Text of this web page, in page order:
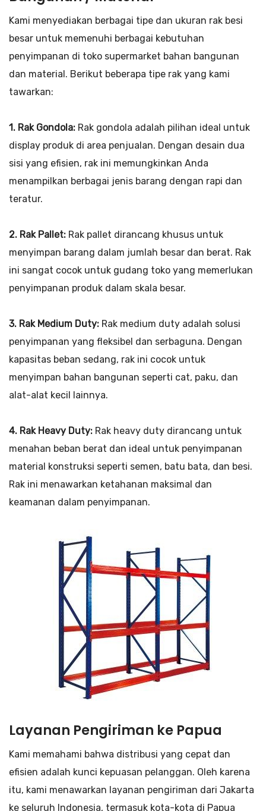
Kami menyediakan berbagai tipe dan ukuran rak besi
besar untuk memenuhi berbagai kebutuhan
penyimpanan di toko supermarket bahan bangunan
dan material. Berikut beberapa tipe rak yang kami
tawarkan:
1. Rak Gondola: Rak gondola adalah pilihan ideal untuk
display produk di area penjualan. Dengan desain dua
sisi yang efisien, rak ini memungkinkan Anda
menampilkan berbagai jenis barang dengan rapi dan
teratur.
2. Rak Pallet: Rak pallet dirancang khusus untuk
menyimpan barang dalam jumlah besar dan berat. Rak
ini sangat cocok untuk gudang toko yang memerlukan
penyimpanan produk dalam skala besar.
3. Rak Medium Duty: Rak medium duty adalah solusi
penyimpanan yang fleksibel dan serbaguna. Dengan
kapasitas beban sedang, rak ini cocok untuk
menyimpan bahan bangunan seperti cat, paku, dan
alat-alat kecil lainnya.
4. Rak Heavy Duty: Rak heavy duty dirancang untuk
menahan beban berat dan ideal untuk penyimpanan
material konstruksi seperti semen, batu bata, dan besi.
Rak ini menawarkan ketahanan maksimal dan
keamanan dalam penyimpanan.
Layanan Pengiriman ke Papua
Kami memahami bahwa distribusi yang cepat dan
efisien adalah kunci kepuasan pelanggan. Oleh karena
itu, kami menawarkan layanan pengiriman dari Jakarta
ke seluruh Indonesia, termasuk kota-kota di Papua